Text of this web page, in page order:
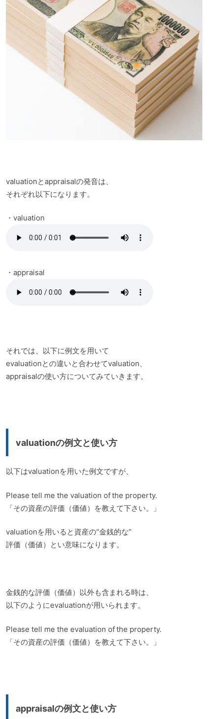
valuationとappraisalの発音は、
それぞれ以下になります。
・valuation
・appraisal
それでは、以下に例文を用いて
evaluationとの違いと合わせてvaluation、
appraisalの使い方についてみていきます。
valuationの例文と使い方
以下はvaluationを用いた例文ですが、
Please tell me the valuation of the property.
「その資産の評価（価値）を教えて下さい。」
valuationを用いると資産の“金銭的な”
評価（価値）とい意味になります。
金銭的な評価（価値）以外も含まれる時は、
以下のようにevaluationが用いられます。
Please tell me the evaluation of the property.
「その資産の評価（価値）を教えて下さい。」
appraisalの例文と使い方